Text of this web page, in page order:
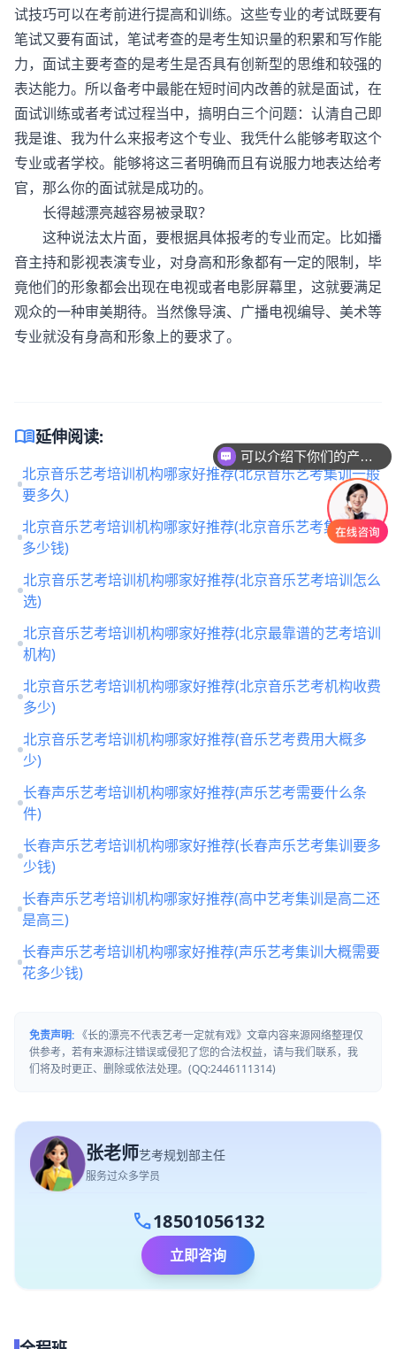
试技巧可以在考前进行提高和训练。这些专业的考试既要有
笔试又要有面试，笔试考查的是考生知识量的积累和写作能
力，面试主要考查的是考生是否具有创新型的思维和较强的
表达能力。所以备考中最能在短时间内改善的就是面试，在
面试训练或者考试过程当中，搞明白三个问题：认清自己即
我是谁、我为什么来报考这个专业、我凭什么能够考取这个
专业或者学校。能够将这三者明确而且有说服力地表达给考
官，那么你的面试就是成功的。
长得越漂亮越容易被录取？
这种说法太片面，要根据具体报考的专业而定。比如播
音主持和影视表演专业，对身高和形象都有一定的限制，毕
竟他们的形象都会出现在电视或者电影屏幕里，这就要满足
观众的一种审美期待。当然像导演、广播电视编导、美术等
专业就没有身高和形象上的要求了。
menu_book延伸阅读:
北京音乐艺考培训机构哪家好推荐(北京音乐艺考集训一般
要多久)
北京音乐艺考培训机构哪家好推荐(北京音乐艺考集训一般
多少钱)
北京音乐艺考培训机构哪家好推荐(北京音乐艺考培训怎么
选)
北京音乐艺考培训机构哪家好推荐(北京最靠谱的艺考培训
机构)
北京音乐艺考培训机构哪家好推荐(北京音乐艺考机构收费
多少)
北京音乐艺考培训机构哪家好推荐(音乐艺考费用大概多
少)
长春声乐艺考培训机构哪家好推荐(声乐艺考需要什么条
件)
长春声乐艺考培训机构哪家好推荐(长春声乐艺考集训要多
少钱)
长春声乐艺考培训机构哪家好推荐(高中艺考集训是高二还
是高三)
长春声乐艺考培训机构哪家好推荐(声乐艺考集训大概需要
花多少钱)
免责声明: 《长的漂亮不代表艺考一定就有戏》文章内容来源网络整理仅
供参考，若有来源标注错误或侵犯了您的合法权益，请与我们联系，我
们将及时更正、删除或依法处理。(QQ:2446111314)
张老师艺考规划部主任
服务过众多学员
call18501056132
立即咨询
可以介绍下你们的产品么